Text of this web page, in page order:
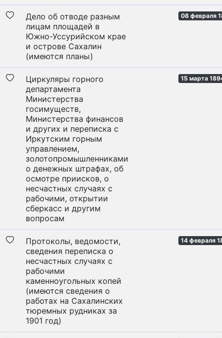
Дело об отводе разным
лицам площадей в
Южно-Уссурийском крае
и острове Сахалин
(имеются планы)
08 февраля
Циркуляры горного
департамента
Министерства
госимуществ,
Министерства финансов
и других и переписка с
Иркутским горным
управлением,
золотопромышленниками
о денежных штрафах, об
осмотре приисков, о
несчастных случаях с
рабочими, открытии
сберкасс и другим
вопросам
15 марта
Протоколы, ведомости,
сведения переписка о
несчастных случаях с
рабочими
каменноугольных копей
(имеются сведения о
работах на Сахалинских
тюремных рудниках за
1901 год)
14 февраля